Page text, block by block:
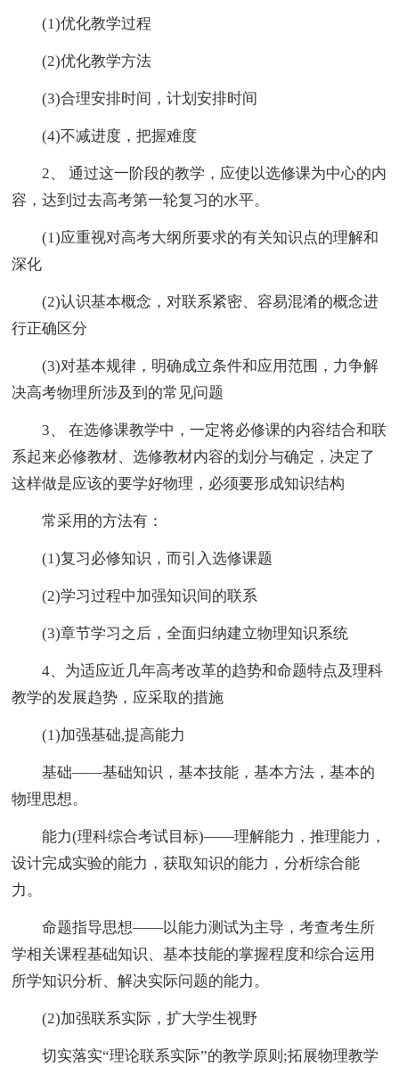
(1)优化教学过程
(2)优化教学方法
(3)合理安排时间，计划安排时间
(4)不减进度，把握难度
2、 通过这一阶段的教学，应使以选修课为中心的内
容，达到过去高考第一轮复习的水平。
(1)应重视对高考大纲所要求的有关知识点的理解和
深化
(2)认识基本概念，对联系紧密、容易混淆的概念进
行正确区分
(3)对基本规律，明确成立条件和应用范围，力争解
决高考物理所涉及到的常见问题
3、 在选修课教学中，一定将必修课的内容结合和联
系起来必修教材、选修教材内容的划分与确定，决定了
这样做是应该的要学好物理，必须要形成知识结构
常采用的方法有：
(1)复习必修知识，而引入选修课题
(2)学习过程中加强知识间的联系
(3)章节学习之后，全面归纳建立物理知识系统
4、为适应近几年高考改革的趋势和命题特点及理科
教学的发展趋势，应采取的措施
(1)加强基础,提高能力
基础——基础知识，基本技能，基本方法，基本的
物理思想。
能力(理科综合考试目标)——理解能力，推理能力，
设计完成实验的能力，获取知识的能力，分析综合能
力。
命题指导思想——以能力测试为主导，考查考生所
学相关课程基础知识、基本技能的掌握程度和综合运用
所学知识分析、解决实际问题的能力。
(2)加强联系实际，扩大学生视野
切实落实“理论联系实际”的教学原则;拓展物理教学